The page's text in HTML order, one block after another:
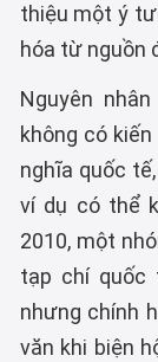
thiệu một ý
hóa từ nguồn
Nguyên
không có
nghĩa quốc
ví dụ có thể
2010, một
tạp chí quốc
nhưng chính
văn khi biện